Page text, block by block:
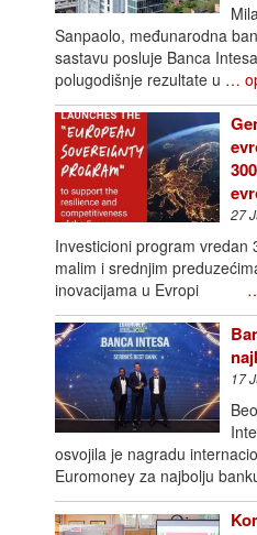
Sanpaolo, međunarodna
sastavu posluje Banca
polugodišnje rezultate u …
27
Investicioni program vredan
malim i srednjim
inovacijama u Evropi
17
osvojila je nagradu
Euromoney za najbolju